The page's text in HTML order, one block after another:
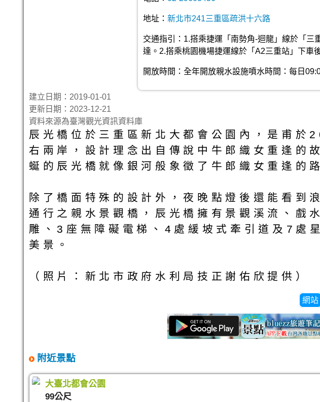
地址： 新北市241三重區疏洪十六路
交通指引：1.搭乘捷運「南勢角-迴龍」線於「
達。2.搭乘桃園機場捷運線於「A2三重站」下車
開放時間：全年開放親水設施噴水時間：每日
建立日期：2019-01-01
更新日期：2023-12-21
資料來源為臺灣觀光資訊資料庫
辰光橋位於三重區新北大都會公園內，是甫
右兩岸，設計理念出自傳說中牛郎織女重逢的
蜒的辰光橋就像銀河般象徵了牛郎織女重逢的
除了橋面特殊的設計外，夜晚點燈後還能看到
通行之親水景觀橋，辰光橋擁有景觀溪流、戲
雕、3座無障礙電梯、4處緩坡式牽引道及7處
美景。
（照片：新北市政府水利局技正謝佑欣提供）
網站
附近景點
大臺北都會公園
99公尺